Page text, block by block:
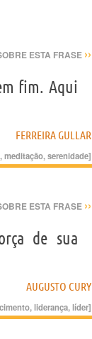
ESTA FRASE ››
fim. Aqui
FERREIRA GULLAR
,meditação,serenidade]
ESTA FRASE ››
de sua
AUGUSTO CURY
,liderança,líder]